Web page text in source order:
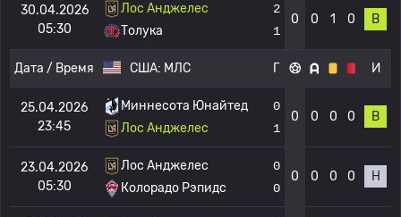
30.04.2026
05:30
Лос Анджелес
Толука
2
1
0 0 1 0 В
Дата / Время США: МЛС Г И
25.04.2026
23:45
Миннесота Юнайтед
Лос Анджелес
0
1
0 0 0 0 В
23.04.2026
05:30
Лос Анджелес
Колорадо Рэпидс
0
0
0 0 0 0 Н